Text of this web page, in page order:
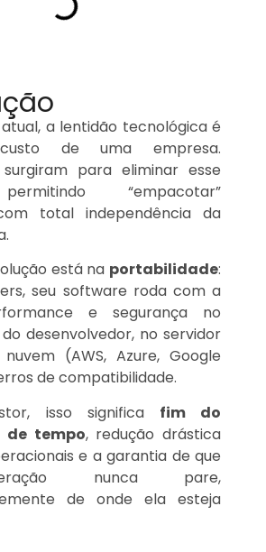
a lentidão tecnológica é
de uma empresa.
surgiram para eliminar esse
“empacotar”
total independência da
está na portabilidade:
seu software roda com a
e segurança no
desenvolvedor, no servidor
(AWS, Azure, Google
de compatibilidade.
isso significa fim do
de tempo, redução drástica
e a garantia de que
nunca pare,
de onde ela esteja